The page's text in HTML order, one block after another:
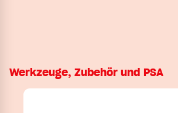
Werkzeuge, Zubehör und PSA